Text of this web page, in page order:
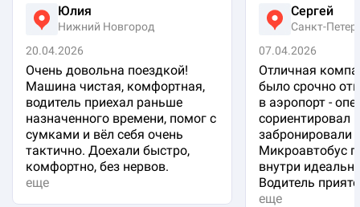
Юлия
Нижний Новгород
20.04.2026
Очень довольна поездкой!
Машина чистая, комфортная,
водитель приехал раньше
назначенного времени, помог с
сумками и вёл себя очень
тактично. Доехали быстро,
комфортно, без нервов.
еще
Сергей
Санкт-
07.04.2026
Отличная
было срочно
в аэропорт -
сориентировал и
забронировали
Микроавтобус
внутри
Водитель
еще